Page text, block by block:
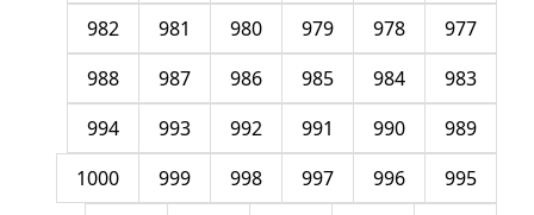
977
978
979
980
981
982
983
984
985
986
987
988
989
990
991
992
993
994
995
996
997
998
999
1000